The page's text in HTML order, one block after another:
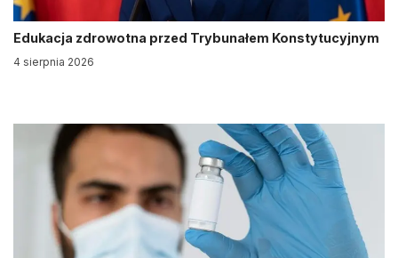
Edukacja zdrowotna przed Trybunałem Konstytucyjnym
4 sierpnia 2026